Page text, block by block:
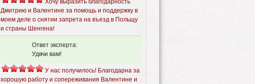
Хочу выразить благодарность
Дмитрию и Валентине за помощь и поддержку в
моем деле о снятии запрета на въезд в Польщу
и страны Шенгена!
Ответ эксперта:
Удвчи вам!
У нас получилось! Благодарна за
хорошую работу и сопереживания Валентине и